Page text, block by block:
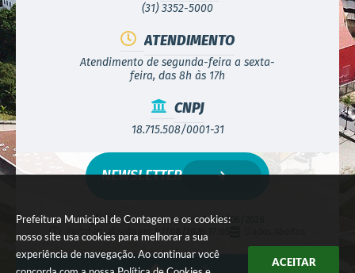
Prefeitura Municipal de Contagem e os cookies:
nosso site usa cookies para melhorar a sua
experiência de navegação. Ao continuar você
ACEITAR
(31) 3352-5000
ATENDIMENTO
Atendimento de segunda-feira a sexta-
feira, das 8h às 17h
CNPJ
18.715.508/0001-31
Versão do Sistema:3.5.3 - 19/06/2026
Portal atualizado em:
07/08/2026 17:05
NEWSLETTER